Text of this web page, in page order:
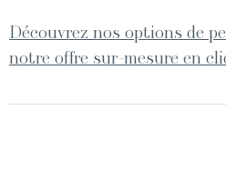
Découvrez nos options de
notre offre sur-mesure en